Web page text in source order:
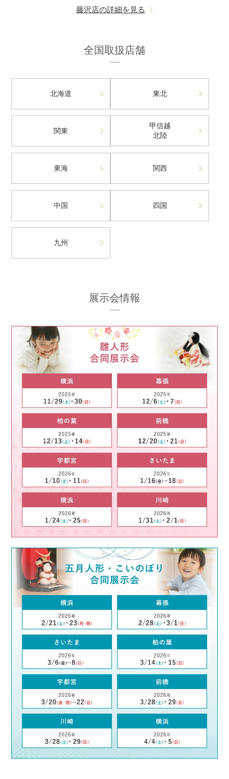
藤沢店の詳細を見る
全国取扱店舗
北海道 東北
関東
甲信越
北陸
東海 関西
中国 四国
九州
展示会情報